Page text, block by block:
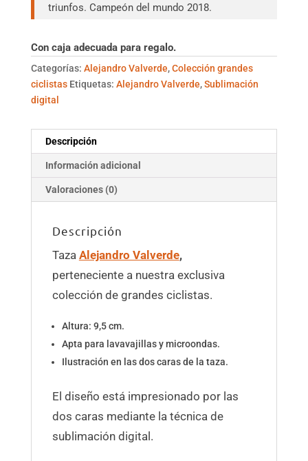
triunfos. Campeón del mundo 2018.
Con caja adecuada para regalo.
Categorías: Alejandro Valverde,Colección grandes
ciclistas Etiquetas: Alejandro Valverde,Sublimación
digital
Descripción
Información adicional
Valoraciones (0)
Descripción
Taza Alejandro Valverde,
perteneciente a nuestra exclusiva
colección de grandes ciclistas.
Altura: 9,5 cm.
Apta para lavavajillas y microondas.
Ilustración en las dos caras de la taza.
El diseño está impresionado por las
dos caras mediante la técnica de
sublimación digital.